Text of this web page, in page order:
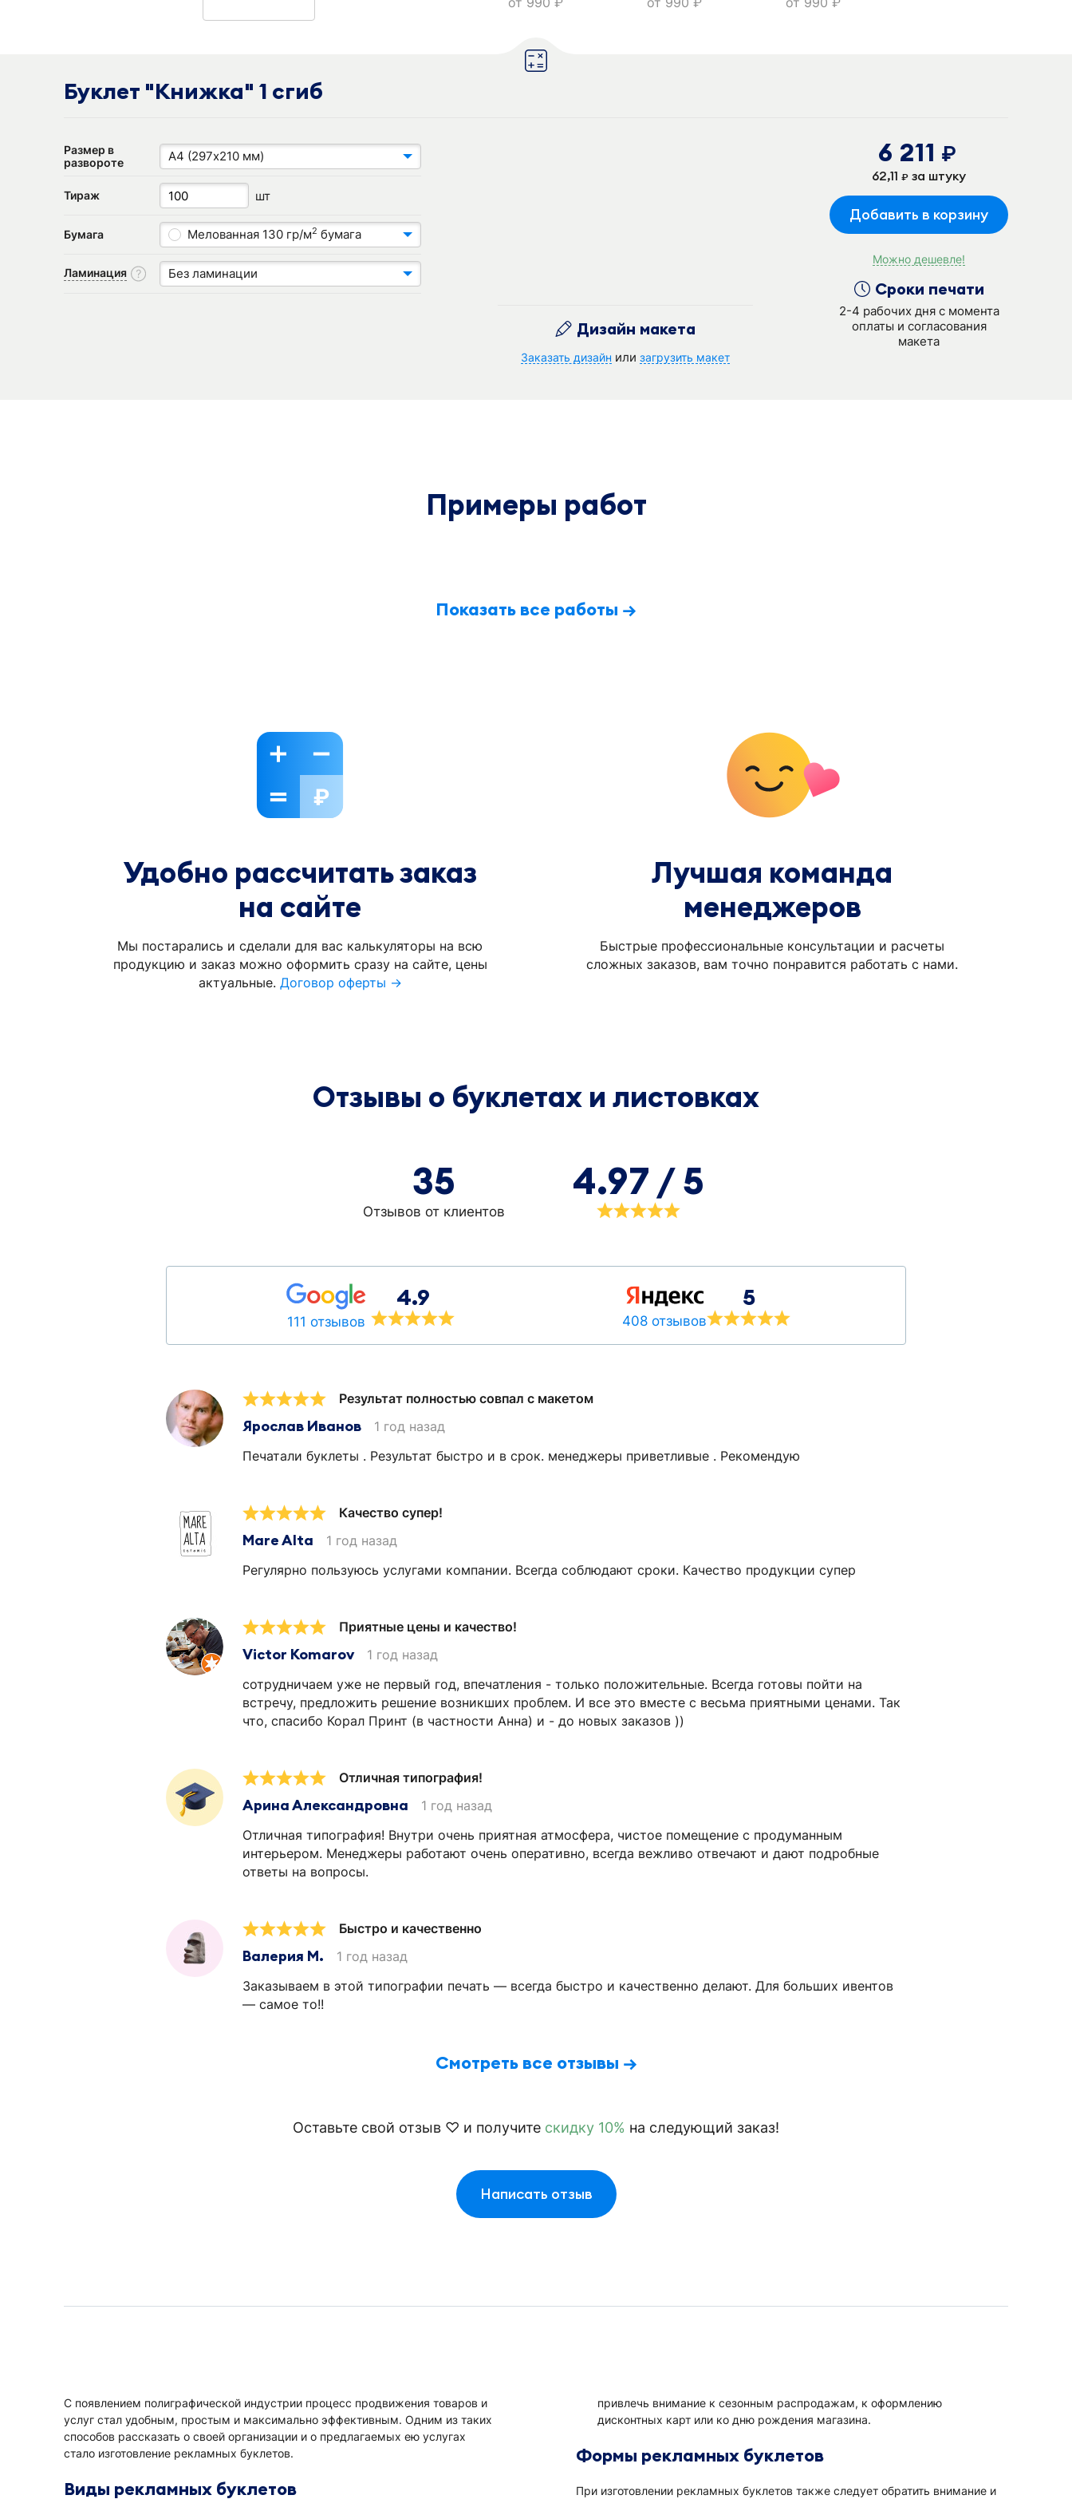
руб. руб. руб.
Буклет "Книжка" 1 сгиб
Размер в
развороте
А4 (297х210 мм)
Тираж шт
Бумага Мелованная 130 гр/м2 бумага
Ламинация Без ламинации
Дизайн макета
Заказать дизайн или загрузить макет
6 211 руб.
62,11 руб. за штуку
Добавить в корзину
Можно дешевле!
Сроки печати
2-4 рабочих дня с момента
оплаты и согласования
макета
Примеры работ
Показать все работы →
Удобно рассчитать заказ
на сайте
Мы постарались и сделали для вас калькуляторы на всю
продукцию и заказ можно оформить сразу на сайте, цены
актуальные. Договор оферты →
Лучшая команда
менеджеров
Быстрые профессиональные консультации и расчеты
сложных заказов, вам точно понравится работать с нами.
Отзывы о буклетах и листовках
35
Отзывов от клиентов
4.97 / 5
111 отзывов
4.9
408 отзывов
5
Результат полностью совпал с макетом
Ярослав Иванов
1 год назад
Печатали буклеты . Результат быстро и в срок. менеджеры приветливые . Рекомендую
Качество супер!
Mare Alta
1 год назад
Регулярно пользуюсь услугами компании. Всегда соблюдают сроки. Качество продукции супер
Приятные цены и качество!
Victor Komarov
1 год назад
сотрудничаем уже не первый год, впечатления - только положительные. Всегда готовы пойти на
встречу, предложить решение возникших проблем. И все это вместе с весьма приятными ценами. Так
что, спасибо Корал Принт (в частности Анна) и - до новых заказов ))
Отличная типография!
Арина Александровна
1 год назад
Отличная типография! Внутри очень приятная атмосфера, чистое помещение с продуманным
интерьером. Менеджеры работают очень оперативно, всегда вежливо отвечают и дают подробные
ответы на вопросы.
Быстро и качественно
Валерия М.
1 год назад
Заказываем в этой типографии печать — всегда быстро и качественно делают. Для больших ивентов
— самое то!!
Смотреть все отзывы →
Оставьте свой отзыв ♡ и получите скидку 10% на следующий заказ!
Написать отзыв
С появлением полиграфической индустрии процесс продвижения товаров и
услуг стал удобным, простым и максимально эффективным. Одним из таких
способов рассказать о своей организации и о предлагаемых ею услугах
стало изготовление рекламных буклетов.
Виды рекламных буклетов
привлечь внимание к сезонным распродажам, к оформлению
дисконтных карт или ко дню рождения магазина.
Формы рекламных буклетов
При изготовлении рекламных буклетов также следует обратить внимание и